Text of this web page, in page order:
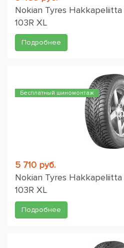
Nokian Tyres Hakkapeliitta
103R XL
Подробнее
Бесплатный шиномонтаж
5 710 руб.
Nokian Tyres Hakkapeliitta
103R XL
Подробнее